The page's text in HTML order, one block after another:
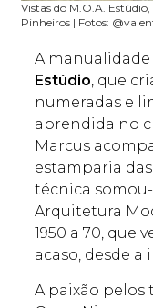
Vistas do M.O.A.
Pinheiros | Fotos:
A manualidade
Estúdio, que
numeradas e
aprendida no
Marcus
estamparia
técnica
Arquitetura
1950 a 70, que
acaso, desde a
A paixão pelos